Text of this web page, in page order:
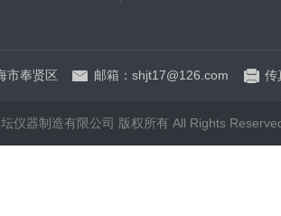
市奉贤区 邮箱：shjt17@126.com 传
仪器制造有限公司 版权所有 All Rights